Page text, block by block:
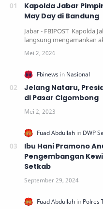
Kapolda Jabar
May Day di Bandung
Jabar - FBIPOST Kapolda
langsung mengamankan
Jelang Nataru,
di Pasar Cigombong
Ibu Hani Pramono
Pengembangan
Setkab